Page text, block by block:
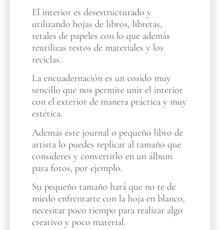
El interior es desestructurado y
utilizando hojas de libros, libretas,
retales de papeles con lo que además
reutilizas restos de materiales y los
reciclas.
La encuadernación es un cosido muy
sencillo que nos permite unir el interior
con el exterior de manera práctica y muy
estética.
Además este journal o pequeño libro de
artista lo puedes replicar al tamaño que
consideres y convertirlo en un álbum
para fotos, por ejemplo.
Su pequeño tamaño hará que no te de
miedo enfrentarte con la hoja en blanco,
necesitar poco tiempo para realizar algo
creativo y poco material.